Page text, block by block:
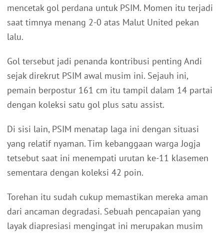
mencetak gol perdana untuk PSIM. Momen itu terjadi
saat timnya menang 2-0 atas Malut United pekan
lalu.
Gol tersebut jadi penanda kontribusi penting Andi
sejak direkrut PSIM awal musim ini. Sejauh ini,
pemain berpostur 161 cm itu tampil dalam 14 partai
dengan koleksi satu gol plus satu assist.
Di sisi lain, PSIM menatap laga ini dengan situasi
yang relatif nyaman. Tim kebanggaan warga Jogja
tetsebut saat ini menempati urutan ke-11 klasemen
sementara dengan koleksi 42 poin.
Torehan itu sudah cukup memastikan mereka aman
dari ancaman degradasi. Sebuah pencapaian yang
layak diapresiasi mengingat ini merupakan musim